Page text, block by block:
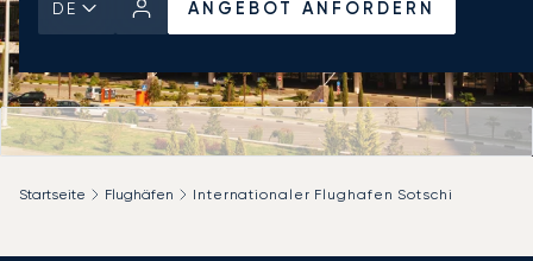
DE ANGEBOT ANFORDERN
Startseite Flughäfen Internationaler Flughafen Sotschi